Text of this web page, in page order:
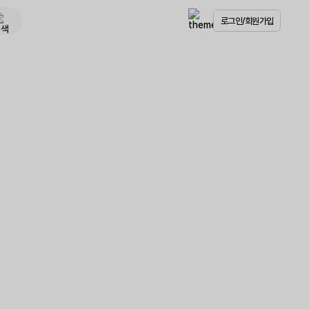
로그인/회원가입